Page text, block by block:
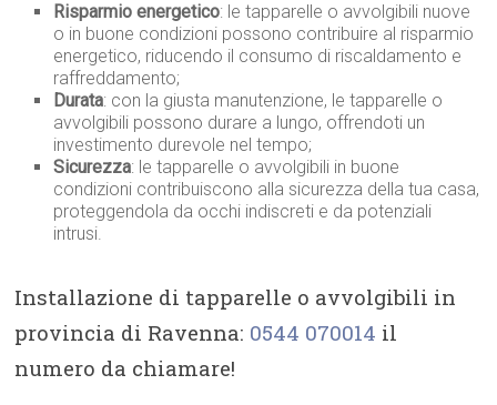
Risparmio energetico: le tapparelle o avvolgibili nuove
o in buone condizioni possono contribuire al risparmio
energetico, riducendo il consumo di riscaldamento e
raffreddamento;
Durata: con la giusta manutenzione, le tapparelle o
avvolgibili possono durare a lungo, offrendoti un
investimento durevole nel tempo;
Sicurezza: le tapparelle o avvolgibili in buone
condizioni contribuiscono alla sicurezza della tua casa,
proteggendola da occhi indiscreti e da potenziali
intrusi.
Installazione di tapparelle o avvolgibili in
provincia di Ravenna: 0544 070014 il
numero da chiamare!